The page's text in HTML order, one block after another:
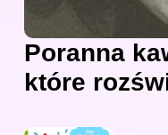
Poranna
które